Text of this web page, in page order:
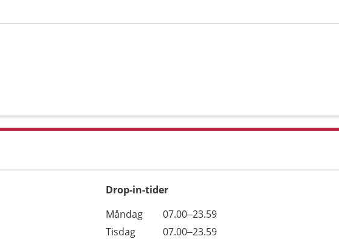
Drop-in-tider
Måndag
07.00–23.59
Tisdag
07.00–23.59